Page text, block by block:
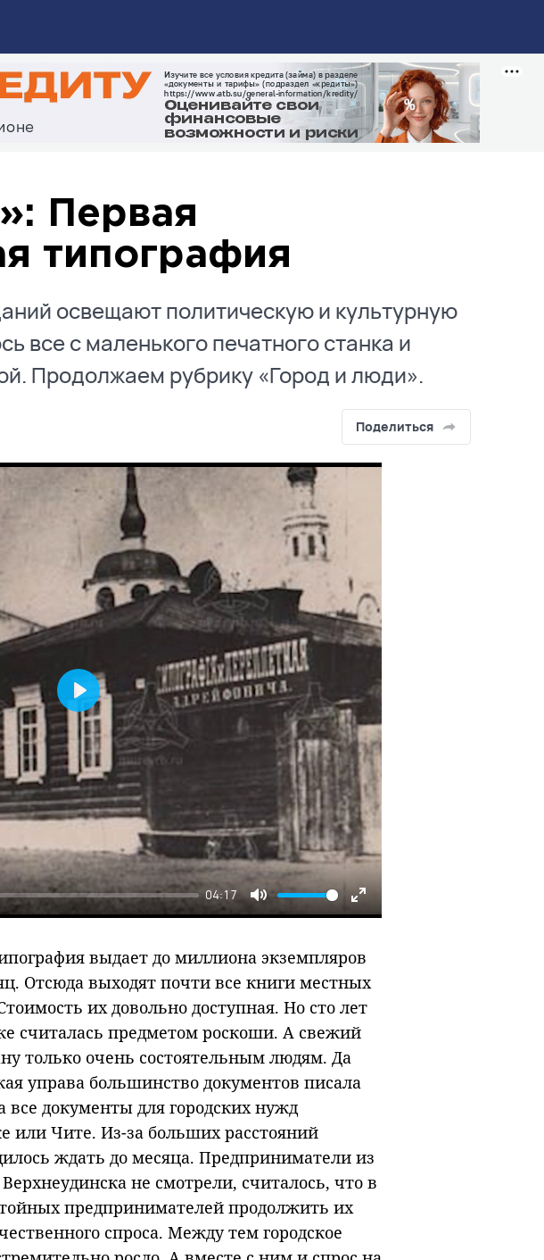
Первая
типография
освещают политическую и культурную
все с маленького печатного станка и
Продолжаем рубрику «Город и люди».
Поделиться
04:17
Mute
Enter
Play
выдает до миллиона экземпляров
Отсюда выходят почти все книги местных
их довольно доступная. Но сто лет
считалась предметом роскоши. А свежий
только очень состоятельным людям. Да
управа большинство документов писала
документы для городских нужд
или Чите. Из-за больших расстояний
ждать до месяца. Предприниматели из
не смотрели, считалось, что в
предпринимателей продолжить их
спроса. Между тем городское